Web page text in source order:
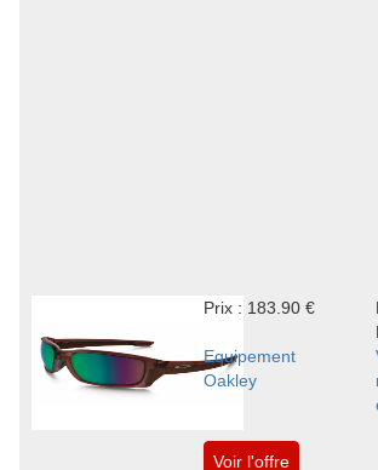
Prix : 183.90 €
Equipement
Oakley
Voir l'offre